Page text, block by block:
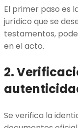
El primer paso es
jurídico que se
testamentos,
en el acto.
2.
Se verifica la